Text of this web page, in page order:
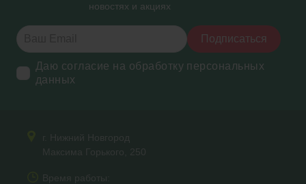
новостях и акциях
Подписаться
Даю согласие на обработку персональных
данных